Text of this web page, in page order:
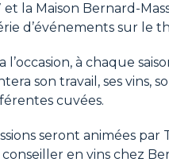
et la Maison Bernard-
d’événements sur le
l’occasion, à chaque
son travail, ses vins,
cuvées.
seront animées
conseiller en vins chez